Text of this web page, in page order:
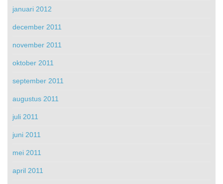
januari 2012
december 2011
november 2011
oktober 2011
september 2011
augustus 2011
juli 2011
juni 2011
mei 2011
april 2011